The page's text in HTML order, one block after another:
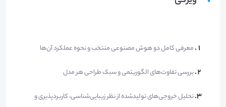
معرفی کامل دو هوش مصنوعی منتخب و نحوه عملکرد آن‌ها
بررسی تفاوت‌های الگوریتمی و سبک طراحی هر مدل
تحلیل خروجی‌های تولیدشده از نظر زیبایی‌شناسی، کاربردپذیری و